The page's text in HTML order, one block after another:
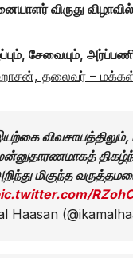
விருது
சேவையும்,
தலைவர் –
விவசாயத்திலும்,
மிகுந்த
Haasan